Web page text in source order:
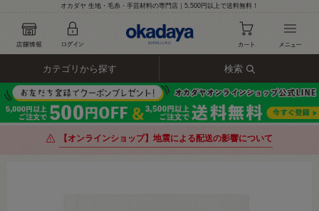
オカダヤ 生地・毛糸・手芸材料の専門店｜5,500円以上で送料無料！
カテゴリから探す 検索
【オンラインショップ】地震による配送の影響について